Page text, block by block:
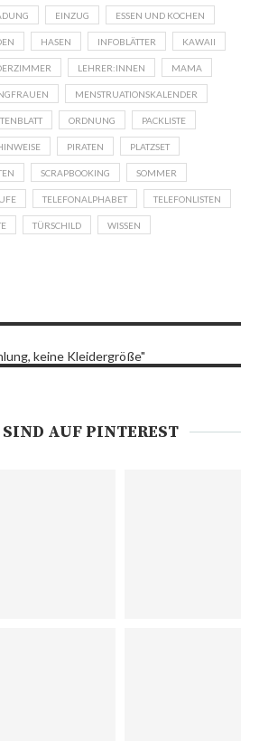
EINZUG ESSEN UND KOCHEN
HASEN INFOBLÄTTER KAWAII
LEHRER:INNEN MAMA
MENSTRUATIONSKALENDER
ORDNUNG PACKLISTE
PIRATEN PLATZSET
SCRAPBOOKING SOMMER
TELEFONALPHABET TELEFONLISTEN
TÜRSCHILD WISSEN
keine Kleidergröße"
AUF PINTEREST